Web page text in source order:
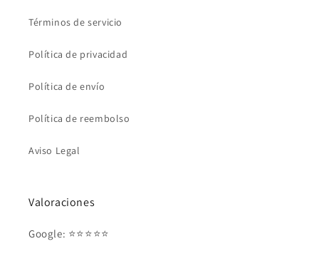
Términos de servicio
Política de privacidad
Política de envío
Política de reembolso
Aviso Legal
Valoraciones
Google: ⭐⭐⭐⭐⭐